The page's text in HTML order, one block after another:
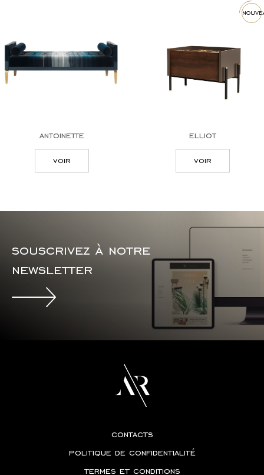
antoinette
voir
elliot
voir
souscrivez à notre
newsletter
contacts
politique de confidentialité
termes et conditions